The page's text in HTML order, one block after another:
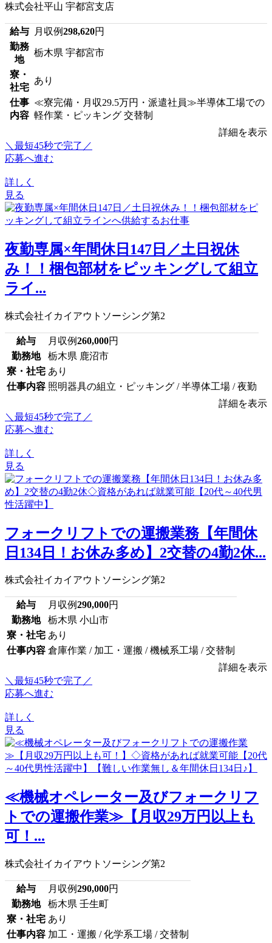
株式会社平山 宇都宮支店
給与 月収例298,620円
勤務
地
栃木県 宇都宮市
寮・
社宅
あり
仕事
内容
≪寮完備・月収29.5万円・派遣社員≫半導体工場での
軽作業・ピッキング 交替制
詳細を表示
＼最短45秒で完了／
応募へ進む
詳しく
見る
夜勤専属×年間休日147日／土日祝休
み！！梱包部材をピッキングして組立
ライ...
株式会社イカイアウトソーシング第2
給与 月収例260,000円
勤務地
栃木県 鹿沼市
寮・社宅 あり
仕事内容 照明器具の組立・ピッキング / 半導体工場 / 夜勤
詳細を表示
＼最短45秒で完了／
応募へ進む
詳しく
見る
フォークリフトでの運搬業務【年間休
日134日！お休み多め】2交替の4勤2休...
株式会社イカイアウトソーシング第2
給与 月収例290,000円
勤務地
栃木県 小山市
寮・社宅 あり
仕事内容 倉庫作業 / 加工・運搬 / 機械系工場 / 交替制
詳細を表示
＼最短45秒で完了／
応募へ進む
詳しく
見る
≪機械オペレーター及びフォークリフ
トでの運搬作業≫【月収29万円以上も
可！...
株式会社イカイアウトソーシング第2
給与 月収例290,000円
勤務地
栃木県 壬生町
寮・社宅 あり
仕事内容 加工・運搬 / 化学系工場 / 交替制